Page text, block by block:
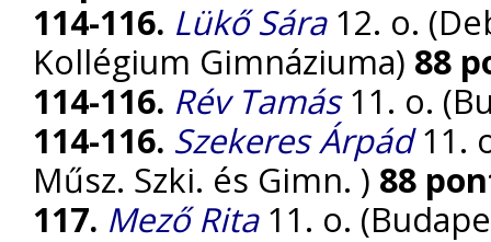
114-116. Lükő Sára12. o.
Kollégium Gimnáziuma) 88
114-116. Rév Tamás11. o.
114-116. Szekeres Árpád11.
Műsz. Szki. és Gimn. ) 88
117. Mező Rita11. o.